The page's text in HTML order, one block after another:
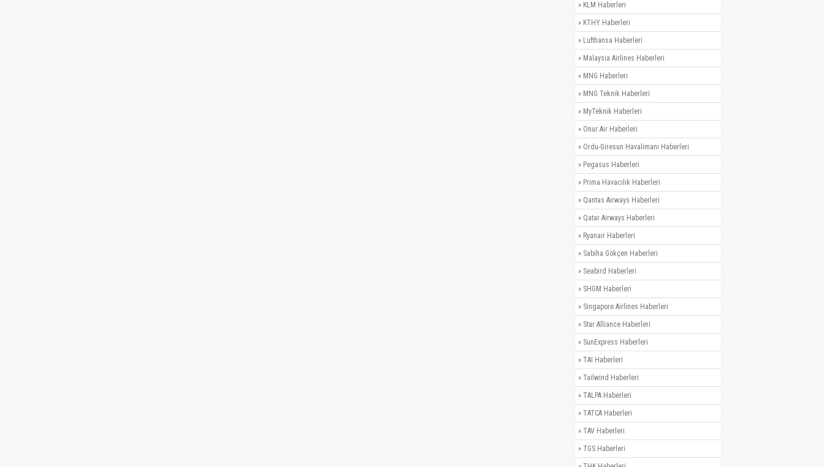
» KLM Haberleri
» KTHY Haberleri
» Lufthansa Haberleri
» Malaysia Airlines Haberleri
» MNG Haberleri
» MNG Teknik Haberleri
» MyTeknik Haberleri
» Onur Air Haberleri
» Ordu-Giresun Havalimanı Haberleri
» Pegasus Haberleri
» Prima Havacılık Haberleri
» Qantas Airways Haberleri
» Qatar Airways Haberleri
» Ryanair Haberleri
» Sabiha Gökçen Haberleri
» Seabird Haberleri
» SHGM Haberleri
» Singapore Airlines Haberleri
» Star Alliance Haberleri
» SunExpress Haberleri
» TAI Haberleri
» Tailwind Haberleri
» TALPA Haberleri
» TATCA Haberleri
» TAV Haberleri
» TGS Haberleri